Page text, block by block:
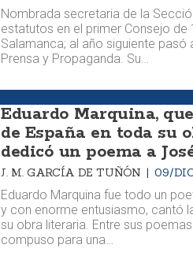
Nombrada secretaria de la
estatutos en el primer Consejo de
Salamanca; al año siguiente pasó
Prensa y Propaganda. Su…
Eduardo Marquina,
de España en toda su
dedicó un poema a
J. M. GARCÍA DE TUÑÓN 09/
Eduardo Marquina fue todo un
y con enorme entusiasmo, cantó
su obra literaria. Entre sus
compuso para una…